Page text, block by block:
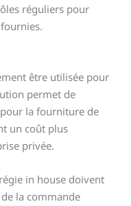
réguliers pour
être utilisée pour
permet de
la fourniture de
un coût plus
privée.
in house doivent
la commande